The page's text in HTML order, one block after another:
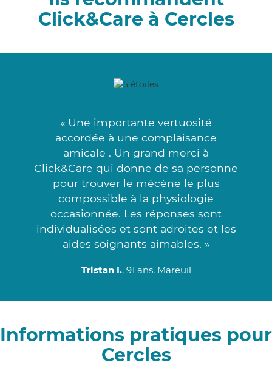
Click&Care à Cercles
« Une importante vertuosité
accordée à une complaisance
amicale . Un grand merci à
Click&Care qui donne de sa personne
pour trouver le mécène le plus
compossible à la physiologie
occasionnée. Les réponses sont
individualisées et sont adroites et les
aides soignants aimables. »
Tristan I., 91 ans, Mareuil
Informations pratiques pour
Cercles